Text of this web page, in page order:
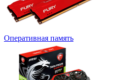
Оперативная память